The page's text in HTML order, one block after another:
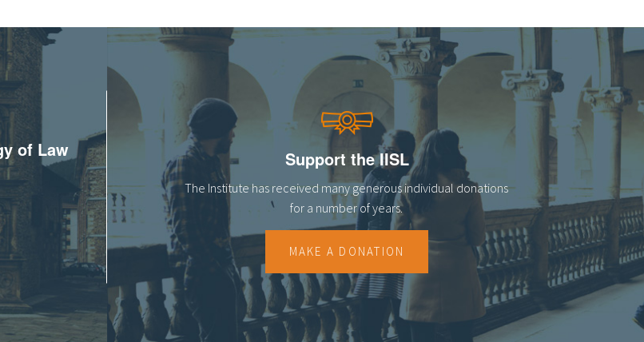
of Law Support the IISL
The Institute has received many generous individual donations
for a number of years.
MAKE A DONATION